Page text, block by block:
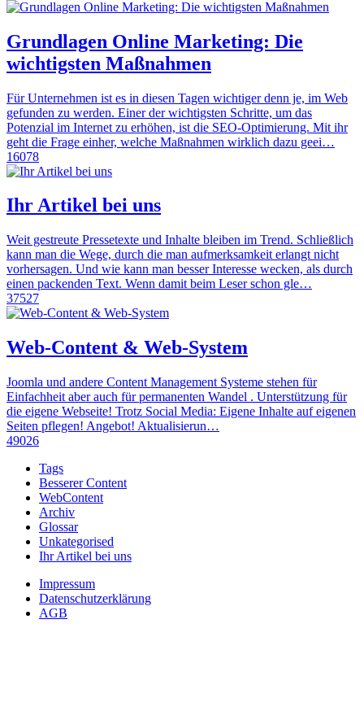
Grundlagen Online Marketing: Die
wichtigsten Maßnahmen
Für Unternehmen ist es in diesen Tagen wichtiger denn je, im Web
gefunden zu werden. Einer der wichtigsten Schritte, um das
Potenzial im Internet zu erhöhen, ist die SEO-Optimierung. Mit ihr
geht die Frage einher, welche Maßnahmen wirklich dazu geei…
16078
Ihr Artikel bei uns
Weit gestreute Pressetexte und Inhalte bleiben im Trend. Schließlich
kann man die Wege, durch die man aufmerksamkeit erlangt nicht
vorhersagen. Und wie kann man besser Interesse wecken, als durch
einen packenden Text. Wenn damit beim Leser schon gle…
37527
Web-Content & Web-System
Joomla und andere Content Management Systeme stehen für
Einfachheit aber auch für permanenten Wandel . Unterstützung für
die eigene Webseite! Trotz Social Media: Eigene Inhalte auf eigenen
Seiten pflegen! Angebot! Aktualisierun…
49026
Tags
Besserer Content
WebContent
Archiv
Glossar
Unkategorised
Ihr Artikel bei uns
Impressum
Datenschutzerklärung
AGB